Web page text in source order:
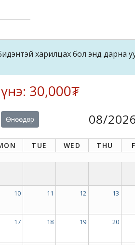
харилцах бол энд дарна
30,000₮
Өнөөдөр 08/2026
TUE WED THU
10 11 12 13
17 18 19 20